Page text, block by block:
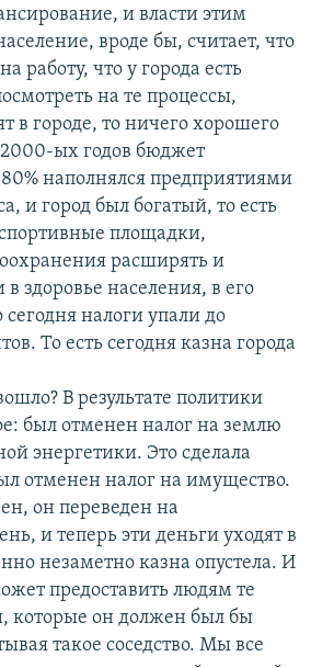
и власти этим
вроде бы, считает, что
работу, что у города есть
на те процессы,
в городе, то ничего хорошего
2000-ых годов бюджет
наполнялся предприятиями
и город был богатый, то есть
площадки,
расширять и
здоровье населения, в его
сегодня налоги упали до
То есть сегодня казна города
В результате политики
был отменен налог на землю
энергетики. Это сделала
отменен налог на имущество.
он переведен на
и теперь эти деньги уходят в
незаметно казна опустела. И
предоставить людям те
которые он должен был бы
такое соседство. Мы все